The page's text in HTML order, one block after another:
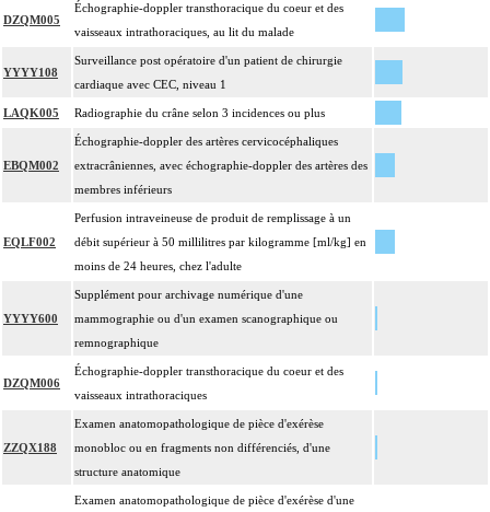
DZQM005
Échographie-doppler transthoracique du coeur et des
vaisseaux intrathoraciques, au lit du malade
YYYY108
Surveillance post opératoire d'un patient de chirurgie
cardiaque avec CEC, niveau 1
LAQK005 Radiographie du crâne selon 3 incidences ou plus
EBQM002
Échographie-doppler des artères cervicocéphaliques
extracrâniennes, avec échographie-doppler des artères des
membres inférieurs
EQLF002
Perfusion intraveineuse de produit de remplissage à un
débit supérieur à 50 millilitres par kilogramme [ml/kg] en
moins de 24 heures, chez l'adulte
YYYY600
Supplément pour archivage numérique d'une
mammographie ou d'un examen scanographique ou
remnographique
DZQM006
Échographie-doppler transthoracique du coeur et des
vaisseaux intrathoraciques
ZZQX188
Examen anatomopathologique de pièce d'exérèse
monobloc ou en fragments non différenciés, d'une
structure anatomique
Examen anatomopathologique de pièce d'exérèse d'une